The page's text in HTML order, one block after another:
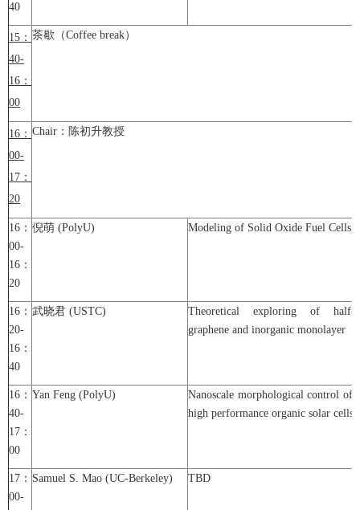
40
15 ：
40-
16 ：
00
茶歇（Coffee break）
16 ：
00-
17 ：
20
Chair：陈初升教授
16：
00-
16：
20
倪萌 (PolyU) Modeling of Solid Oxide Fuel Cells
16：
20-
16：
40
武晓君 (USTC)
Theoretical exploring of half-
graphene and inorganic monolayer
16：
40-
17：
00
Yan Feng (PolyU)
Nanoscale morphological control of
high performance organic solar cells
17：
00-
Samuel S. Mao (UC-Berkeley) TBD